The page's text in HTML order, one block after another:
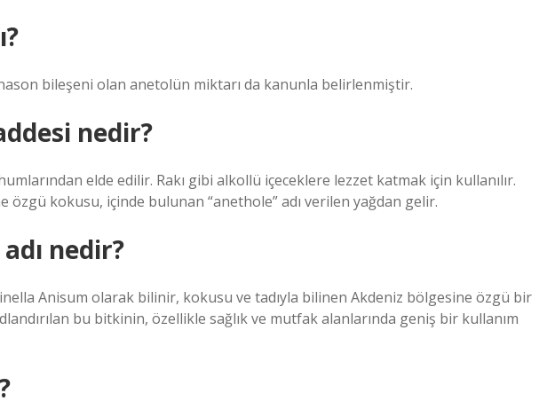
bileşeni olan anetolün miktarı da kanunla belirlenmiştir.
nedir?
elde edilir. Rakı gibi alkollü içeceklere lezzet katmak için kullanılır.
özgü kokusu, içinde bulunan “anethole” adı verilen yağdan gelir.
nedir?
Anisum olarak bilinir, kokusu ve tadıyla bilinen Akdeniz bölgesine özgü bir
bu bitkinin, özellikle sağlık ve mutfak alanlarında geniş bir kullanım